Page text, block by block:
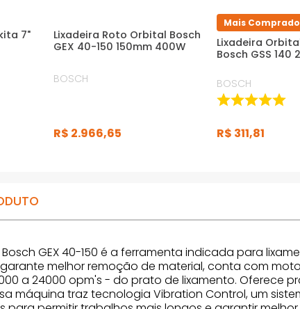
7"
Lixadeira Roto Orbital Bosch
GEX 40-150 150mm 400W
BOSCH
R$ 2.966,65
Mais
Lixadeira
Bosch GSS 140
BOSCH
R$ 311,81
Bosch GEX 40-150 é a ferramenta indicada para
melhor remoção de material, conta com
a 24000 opm's - do prato de lixamento. Oferece
máquina traz tecnologia Vibration Control, um